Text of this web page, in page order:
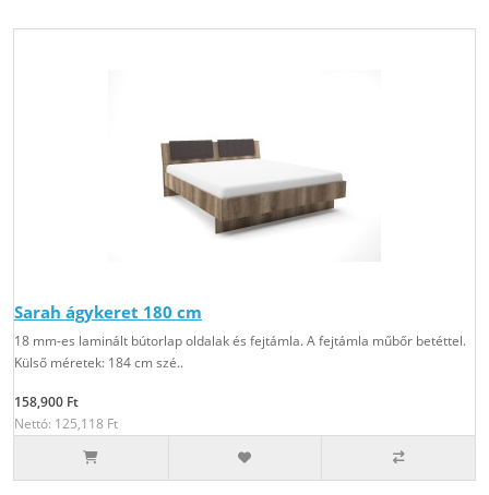
Sarah ágykeret 180 cm
18 mm-es laminált bútorlap oldalak és fejtámla. A fejtámla műbőr betéttel.
Külső méretek: 184 cm szé..
158,900 Ft
Nettó: 125,118 Ft